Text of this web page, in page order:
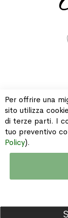
INFORMAZIONI
Per offrire una
sito utilizza
di terze parti. I
tuo preventivo
Policy).